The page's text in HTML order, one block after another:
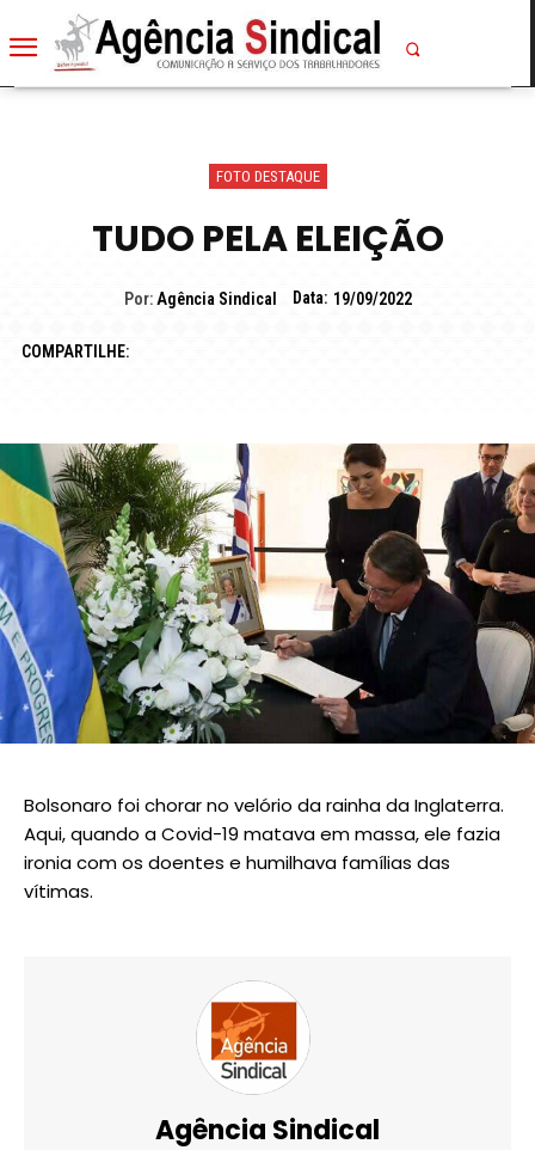
FOTO DESTAQUE
TUDO PELA ELEIÇÃO
Por: Agência Sindical Data: 19/09/2022
COMPARTILHE:
Bolsonaro foi chorar no velório da rainha da Inglaterra.
Aqui, quando a Covid-19 matava em massa, ele fazia
ironia com os doentes e humilhava famílias das
vítimas.
Agência Sindical